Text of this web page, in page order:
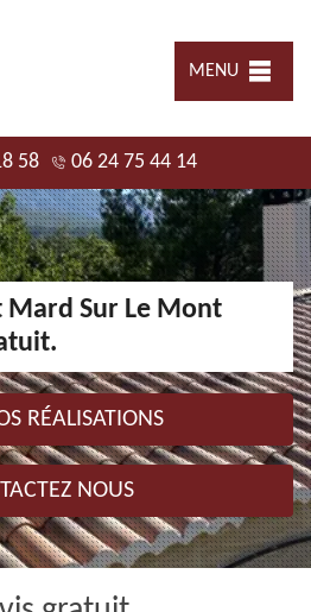
MENU
58 06 24 75 44 14
Mard Sur Le Mont
RÉALISATIONS
NOUS